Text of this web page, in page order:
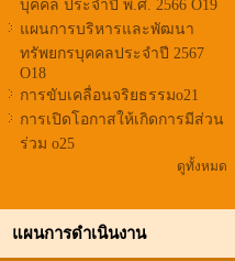
บุคคล ประจำปี พ.ศ. 2566 O19
แผนการบริหารและพัฒนา
ทรัพยกรบุคคลประจำปี 2567
O18
การขับเคลื่อนจริยธรรมo21
การเปิดโอกาสให้เกิดการมีส่วน
ร่วม o25
ดูทั้งหมด
แผนการดำเนินงาน